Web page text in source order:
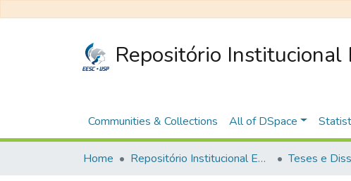
Repositório Institucional
Communities & Collections All of DSpace
Home Repositório Institucional EESC